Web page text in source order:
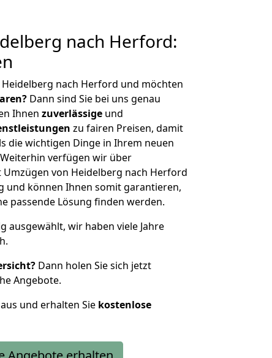
nach Herford:
nach Herford und möchten
Dann sind Sie bei uns genau
Ihnen zuverlässige und
zu fairen Preisen, damit
die wichtigen Dinge in Ihrem neuen
verfügen wir über
von Heidelberg nach Herford
und können Ihnen somit garantieren,
passende Lösung finden werden.
ausgewählt, wir haben viele Jahre
Dann holen Sie sich jetzt
Angebote.
und erhalten Sie kostenlose